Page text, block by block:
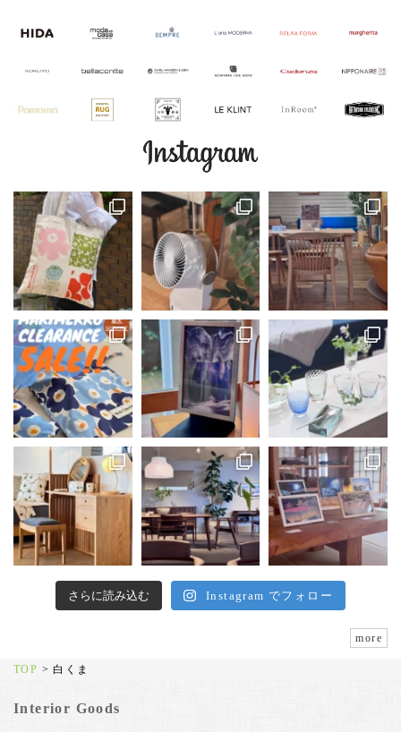
さらに読み込む Instagram でフォロー
more
TOP >白くま
Interior Goods